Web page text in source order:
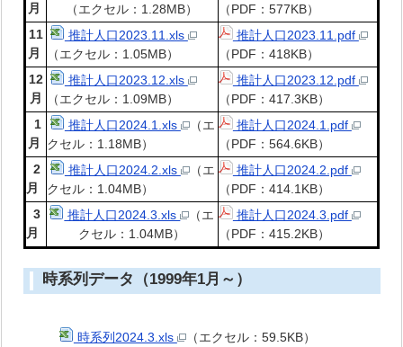
月
（エクセル：1.28MB）
（PDF：577KB）
11
月
推計人口2023.11.xls
（エクセル：1.05MB）
推計人口2023.11.pdf
（PDF：418KB）
12
月
推計人口2023.12.xls
（エクセル：1.09MB）
推計人口2023.12.pdf
（PDF：417.3KB）
1
月
推計人口2024.1.xls
（エ
クセル：1.18MB）
推計人口2024.1.pdf
（PDF：564.6KB）
2
月
推計人口2024.2.xls
（エ
クセル：1.04MB）
推計人口2024.2.pdf
（PDF：414.1KB）
3
月
推計人口2024.3.xls
（エ
クセル：1.04MB）
推計人口2024.3.pdf
（PDF：415.2KB）
時系列データ（1999年1月～）
時系列2024.3.xls （エクセル：59.5KB）